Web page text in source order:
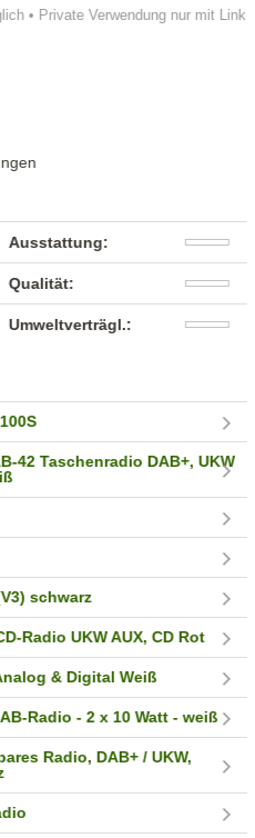
• Private Verwendung nur mit Link
Ausstattung:
Qualität:
Umweltverträgl.:
42 Taschenradio DAB+, UKW
schwarz
Radio UKW AUX, CD Rot
& Digital Weiß
Radio - 2 x 10 Watt - weiß
Radio, DAB+ / UKW,